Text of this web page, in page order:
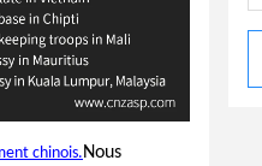
chinois.Nous